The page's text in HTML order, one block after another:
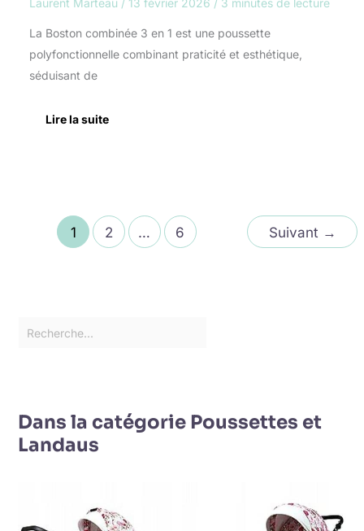
La Boston combinée 3 en 1 est une poussette
polyfonctionnelle combinant praticité et esthétique,
séduisant de
Lire la suite
1 2 … 6 Suivant →
Dans la catégorie Poussettes et
Landaus